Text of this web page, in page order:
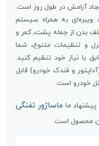
آرامش در طول روز است.
قدرتمند ویبره‌ای به همراه سیستم
بدن از جمله پشت، کمر و
و تنظیمات متنوع، شما
با نیاز خود تنظیم کنید.
و فندک خودرو) قابل
خودرو است.
ما ماساژور تفنگی
محصول است.